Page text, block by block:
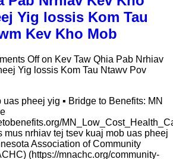
Yig lossis Kom Tau
Kev Kho Mob
Offon Kev Taw Qhia Pab Nrhiav
Yig lossis Kom Tau Ntawv Pov
pheej yig ▪ Bridge to Benefits: MN
mus nrhiav tej tsev kuaj mob uas pheej
Association of Community
(https://mnachc.org/community-